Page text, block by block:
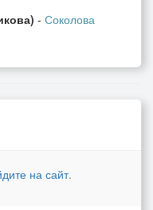
- Соколова
на сайт.